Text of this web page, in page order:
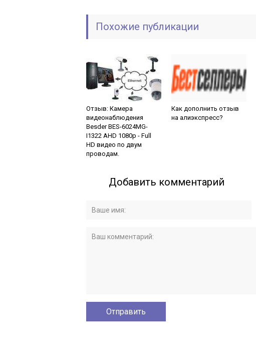
Похожие публикации
Отзыв: Камера
видеонаблюдения
Besder BES-6024MG-
I1322 AHD 1080p - Full
HD видео по двум
проводам.
Как дополнить отзыв
на алиэкспресс?
Добавить комментарий